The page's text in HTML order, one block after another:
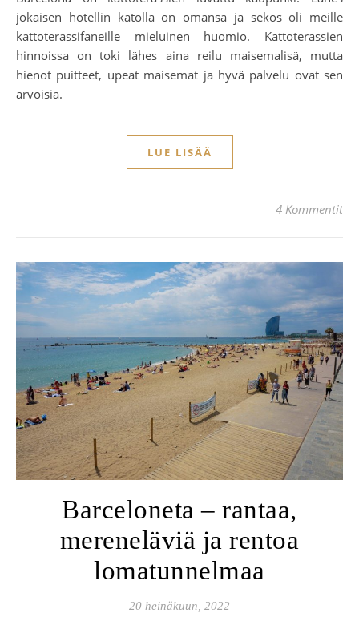
jokaisen hotellin katolla on omansa ja sekös oli meille
kattoterassifaneille mieluinen huomio. Kattoterassien
hinnoissa on toki lähes aina reilu maisemalisä, mutta
hienot puitteet, upeat maisemat ja hyvä palvelu ovat sen
arvoisia.
LUE LISÄÄ
4 Kommentit
Barceloneta – rantaa,
mereneläviä ja rentoa
lomatunnelmaa
20 heinäkuun, 2022